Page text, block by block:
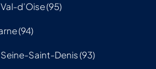
d’Oise (95)
(94)
Saint-Denis (93)